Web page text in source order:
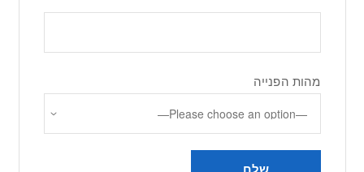
מהות הפנייה